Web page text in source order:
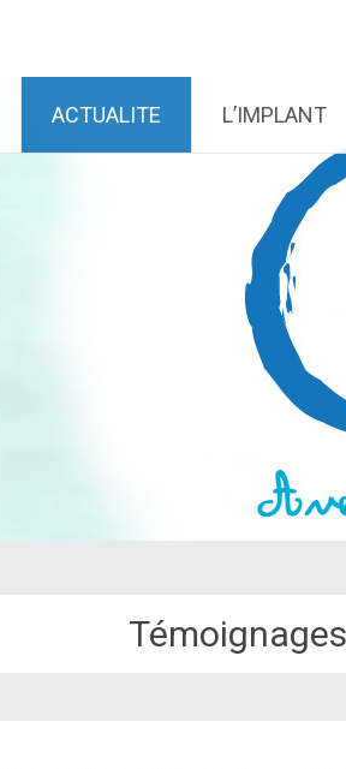
ACTUALITE L’IMPLANT
Témoignages